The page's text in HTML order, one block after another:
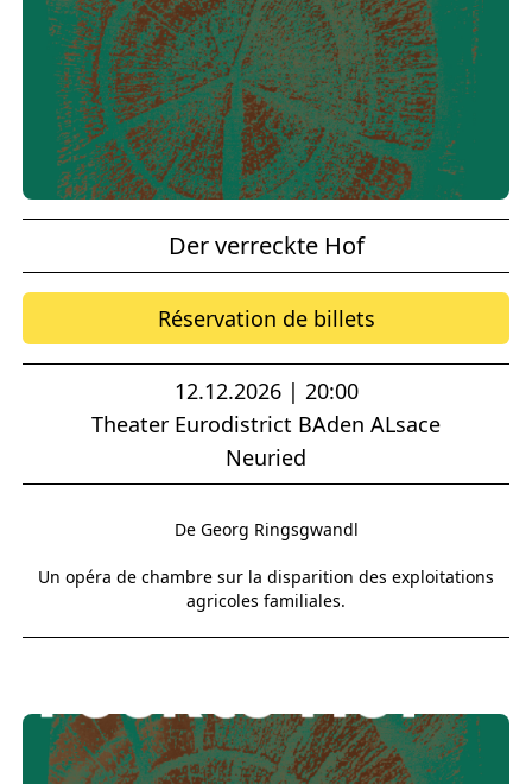
Der verreckte Hof
Réservation de billets
12.12.2026 | 20:00
Theater Eurodistrict BAden ALsace
Neuried
De Georg Ringsgwandl
Un opéra de chambre sur la disparition des exploitations
agricoles familiales.